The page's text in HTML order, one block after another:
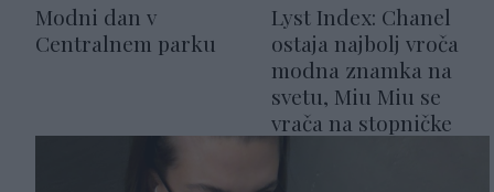
Modni dan v
Centralnem parku
Lyst Index: Chanel
ostaja najbolj vroča
modna znamka na
svetu, Miu Miu se
vrača na stopničke